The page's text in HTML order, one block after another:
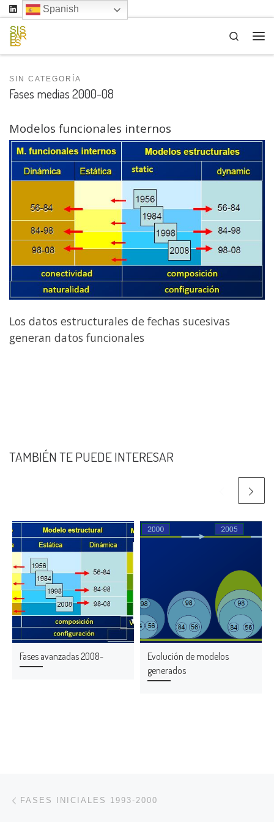
Saltar al contenido
Search
SIN CATEGORÍA
Fases medias 2000-08
Modelos funcionales internos
Los datos estructurales de fechas sucesivas
generan datos funcionales
TAMBIÉN TE PUEDE INTERESAR
Fases avanzadas 2008-
Evolución de modelos
generados
FASES INICIALES 1993-2000
Spanish